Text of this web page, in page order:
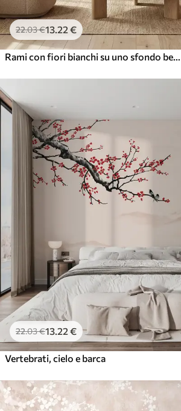
22.03€13 .22 €
22.03€13 .22 €
Vertebrati, cielo e barca